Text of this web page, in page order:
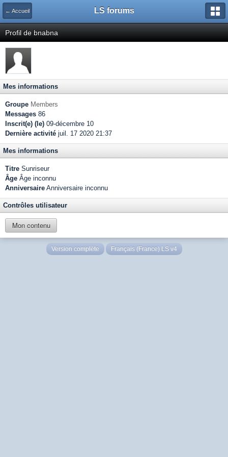
← Accueil LS forums
Profil de bnabna
Mes informations
Groupe Members
Messages 86
Inscrit(e) (le) 09-décembre 10
Dernière activité juil. 17 2020 21:37
Mes informations
Titre Sunriseur
Âge Âge inconnu
Anniversaire Anniversaire inconnu
Contrôles utilisateur
Mon contenu
Version complète Français (France) LS v4